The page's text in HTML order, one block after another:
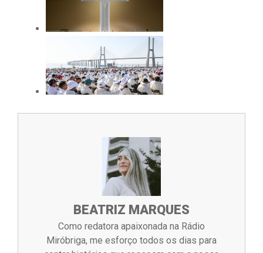
BEATRIZ MARQUES
Como redatora apaixonada na Rádio
Miróbriga, me esforço todos os dias para